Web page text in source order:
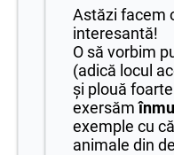
Astăzi facem
interesantă!
O să vorbim
(adică locul
și plouă
exersăm
exemple cu
animale din